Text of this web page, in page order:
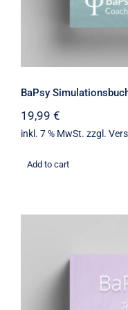
BaPsy
19,99 €
inkl. 7 % MwSt. zzgl.
Add to cart